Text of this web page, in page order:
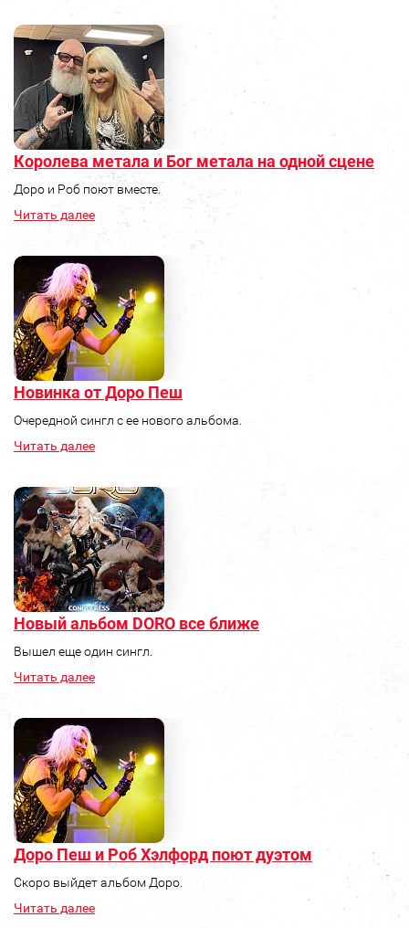
Королева метала и Бог метала на одной сцене
Доро и Роб поют вместе.
Читать далее
Новинка от Доро Пеш
Очередной сингл с ее нового альбома.
Читать далее
Новый альбом DORO все ближе
Вышел еще один сингл.
Читать далее
Доро Пеш и Роб Хэлфорд поют дуэтом
Скоро выйдет альбом Доро.
Читать далее